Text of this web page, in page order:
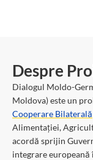
Despre
Dialogul Moldo-
Moldova) este un
Cooperare Bilaterală
Alimentației,
acordă sprijin
integrare